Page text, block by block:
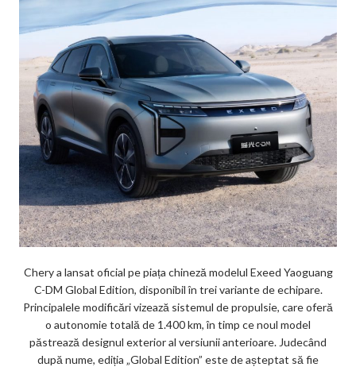
Chery a lansat oficial pe piața chineză modelul Exeed Yaoguang
C-DM Global Edition, disponibil în trei variante de echipare.
Principalele modificări vizează sistemul de propulsie, care oferă
o autonomie totală de 1.400 km, în timp ce noul model
păstrează designul exterior al versiunii anterioare. Judecând
după nume, ediția „Global Edition” este de așteptat să fie